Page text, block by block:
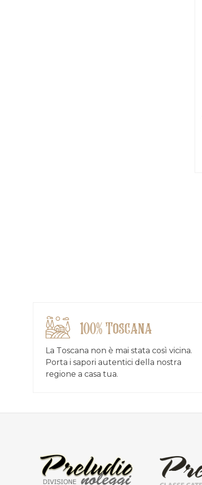
100% Toscana
La Toscana non è mai stata così vicina.
Porta i sapori autentici della nostra
regione a casa tua.